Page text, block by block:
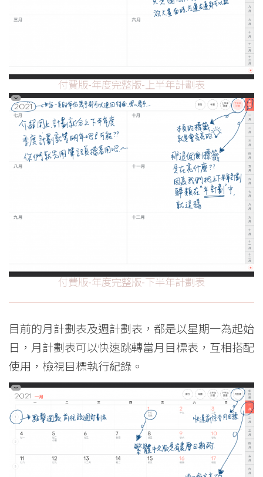
付費版-年度完整版-上半年計劃表
付費版-年度完整版-下半年計劃表
目前的月計劃表及週計劃表，都是以星期一為起始
日，月計劃表可以快速跳轉當月目標表，互相搭配
使用，檢視目標執行紀錄。